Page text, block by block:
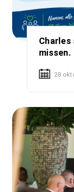
Charles
missen.
28